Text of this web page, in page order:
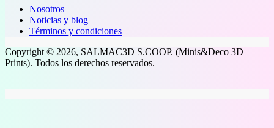
Nosotros
Noticias y blog
Términos y condiciones
Copyright © 2026, SALMAC3D S.COOP. (Minis&Deco 3D
Prints). Todos los derechos reservados.